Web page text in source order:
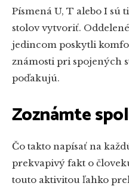
Písmená U, T alebo I sú
stolov vytvoriť.
jedincom poskytli
známosti pri spojených
poďakujú.
Zoznámte
Čo takto napísať na
prekvapivý fakt o
touto aktivitou ľahko